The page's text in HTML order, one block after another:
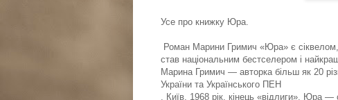
Усе про книжку Юра.
Роман Марини Гримич «Юра» є
став національним бестселером і
Марина Гримич — авторка більш як 20
України та Українського ПЕН
. Київ, 1968 рік, кінець «відлиги». Юра